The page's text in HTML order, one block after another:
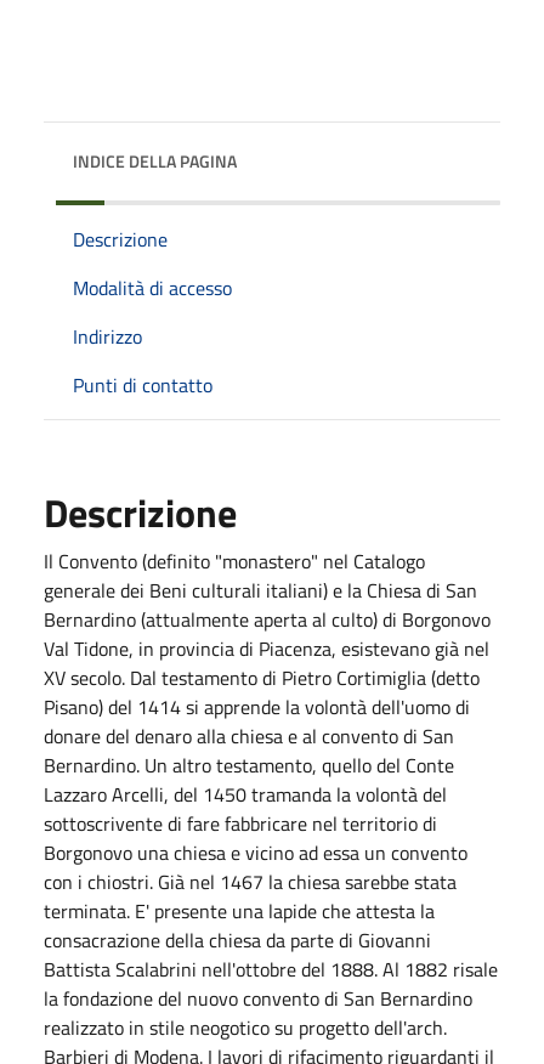
INDICE DELLA PAGINA
Descrizione
Modalità di accesso
Indirizzo
Punti di contatto
Descrizione
Il Convento (definito "monastero" nel Catalogo
generale dei Beni culturali italiani) e la Chiesa di San
Bernardino (attualmente aperta al culto) di Borgonovo
Val Tidone, in provincia di Piacenza, esistevano già nel
XV secolo. Dal testamento di Pietro Cortimiglia (detto
Pisano) del 1414 si apprende la volontà dell'uomo di
donare del denaro alla chiesa e al convento di San
Bernardino. Un altro testamento, quello del Conte
Lazzaro Arcelli, del 1450 tramanda la volontà del
sottoscrivente di fare fabbricare nel territorio di
Borgonovo una chiesa e vicino ad essa un convento
con i chiostri. Già nel 1467 la chiesa sarebbe stata
terminata. E' presente una lapide che attesta la
consacrazione della chiesa da parte di Giovanni
Battista Scalabrini nell'ottobre del 1888. Al 1882 risale
la fondazione del nuovo convento di San Bernardino
realizzato in stile neogotico su progetto dell'arch.
Barbieri di Modena. I lavori di rifacimento riguardanti il